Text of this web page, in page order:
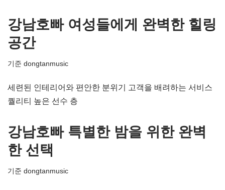
강남호빠 여성들에게 완벽한 힐링
공간
기준 dongtanmusic
세련된 인테리어와 편안한 분위기 고객을 배려하는 서비스
퀄리티 높은 선수 층
강남호빠 특별한 밤을 위한 완벽
한 선택
기준 dongtanmusic